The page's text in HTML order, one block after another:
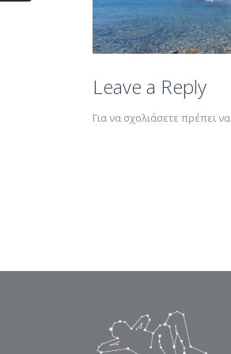
Leave a Reply
Για να σχολιάσετε πρέπει να